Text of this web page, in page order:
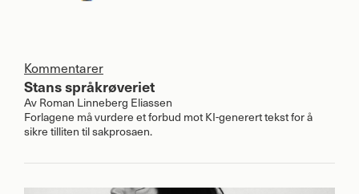
Kommentarer
Stans språkrøveriet
Av Roman Linneberg Eliassen
Forlagene må vurdere et forbud mot KI-generert tekst for å
sikre tilliten til sakprosaen.